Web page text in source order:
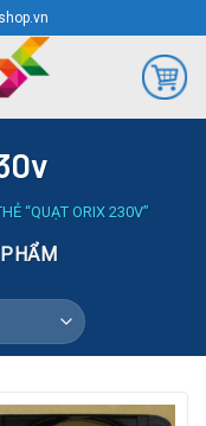
“QUẠT ORIX 230V”